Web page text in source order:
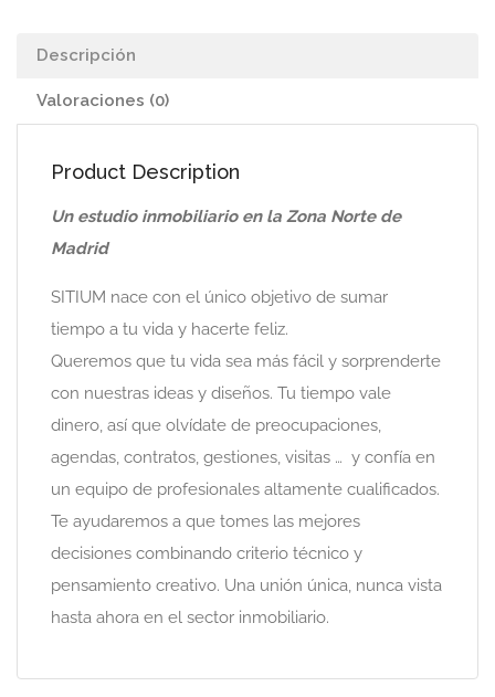
Descripción
Valoraciones (0)
Product Description
Un estudio inmobiliario en la Zona Norte de
Madrid
SITIUM nace con el único objetivo de sumar
tiempo a tu vida y hacerte feliz.
Queremos que tu vida sea más fácil y sorprenderte
con nuestras ideas y diseños. Tu tiempo vale
dinero, así que olvídate de preocupaciones,
agendas, contratos, gestiones, visitas … y confía en
un equipo de profesionales altamente cualificados.
Te ayudaremos a que tomes las mejores
decisiones combinando criterio técnico y
pensamiento creativo. Una unión única, nunca vista
hasta ahora en el sector inmobiliario.